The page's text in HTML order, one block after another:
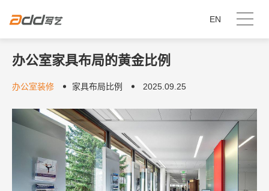
EN
办公室家具布局的黄金比例
办公室装修 家具布局比例 2025.09.25